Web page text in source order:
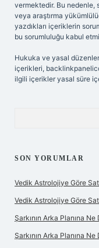
vermektedir. Bu
veya araştırma
yazdıkları içeriklerin
bu sorumluluğu kabul
Hukuka ve yasal
içerikleri,
ilgili içerikler yasal süre
SON YORUMLAR
Vedik Astrolojiye Göre
Vedik Astrolojiye Göre
Şarkının Arka Planına Ne
Şarkının Arka Planına Ne